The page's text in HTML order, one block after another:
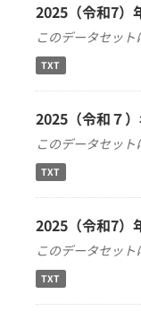
2025（令和7）
このデータセッ
TXT
2025（令和７
このデータセッ
TXT
2025（令和7）
このデータセッ
TXT